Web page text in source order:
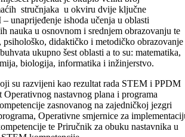
mlade, nauku, kulturu i sport BPK Goražde
upriličio je danas sastanak s
Save the Children na kojem je
aktivnostima, kao i narednim koracima
osnovnog učenja i obrazovanja u
realizuje od 2016. godine uz podršku
saradnju SAD-a USAID.